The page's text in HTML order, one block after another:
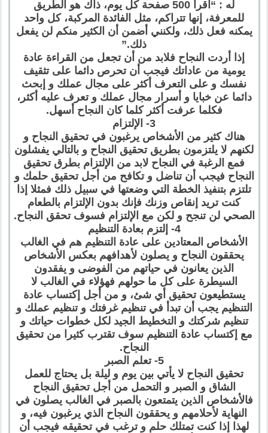
له : “اقرأ 500 صفحة كل يوم، ذاك هو الطريق
للمعرفة، إنها تتراكم، مثل الفائدة المركبة، كل واحد
يمكنه فعل ذلك، ولكنني أضمن أن الكثير منكم لن يفعل
ذلك.”
إذا أردت النجاح فلابد من أن تجعل من القراءة عادة
يومية من عاداتك فيجب أن تحرص دائما على تثقيف
نفسك و على التعرف أكثر على مجال عملك و إبحث
دائما عن خبايا و أسرار مجال عملك و تعرف عليه أكثر،
فكلما عرفت أكثر كلما كان النجاح أسهل.
3- الإلتزام
هناك كثير من الأشخاص يرغبون في تحقيق النجاح و
لكنهم لا يلتزمون بطريق تحقيق النجاح و بالتالي يفشلون
فمع الرغبة في النجاح لابد من الإلتزام بطرق تحقيق
النجاح فيجب أن تناضل و تكافح من أجل تحقيق حلمك و
تلتزم بتنفيذ الخطة التي وضعتها في سبيل ذلك فمثلا إذا
كنت تريد إنقاص وزنك فإنك بدون الإلتزام بالطعام
الصحي لن تنجح و لكن مع الإلتزام فسوف تحقق النجاح.
4- إلتزم بعادة التنظيم
الأشخاص المعتادين على عادة التنظيم هم في الغالب
يحققون النجاح و يصلون لأهدافهم بعكس الأشخاص
الذين يعانون في حياتهم من الفوضى و يفقدون
السيطرة على كل ما حولهم فهؤلاء في الغالب لا
يستطيعون تحقيق أي شئ، و من أجل إكتساب عادة
التنظيم يجب أن تبدأ في تنظيم غرفتك و تنظيم عملك و
تنظيم شركتك و التخطيط الجيد لكل خطوات حياتك و
مع إكتساب عادة التنظيم سوف تقترب كثيرا من تحقيق
النجاح.
5- تعلم الصبر
تحقيق النجاح لا يأتي بين يوم و ليلة بل يحتاج للعمل
الشاق و الصبر و التحمل من أجل تحقيق النجاح
فالأشخاص الذين يتمتعون بالصبر في الغالب يصلون في
النهاية لأحلامهم و يحققون النجاح الذي يرغبون فيه، و
لهذا إذا كنت تمتلك حلم و ترغب في تحقيقه فيجب أن